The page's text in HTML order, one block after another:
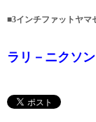
■3インチファットヤ
ラリ－ニクソ